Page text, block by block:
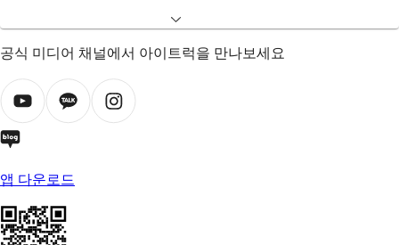
공식 미디어 채널에서 아이트럭을 만나보세요
앱 다운로드